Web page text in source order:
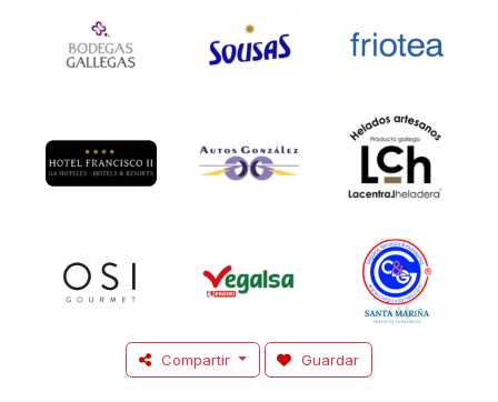
Compartir Guardar